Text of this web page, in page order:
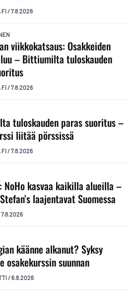
/7.8.2026
viikkokatsaus: Osakkeiden
– Bittiumilta tuloskauden
/7.8.2026
tuloskauden paras suoritus –
liitää pörssissä
/7.8.2026
NoHo kasvaa kaikilla alueilla –
laajentavat Suomessa
7.8.2026
käänne alkanut? Syksy
osakekurssin suunnan
/6.8.2026